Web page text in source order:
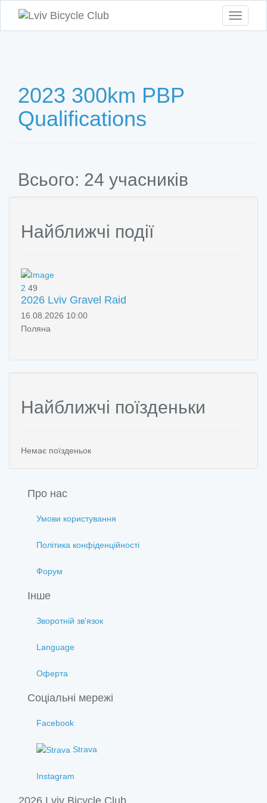
Toggle
2023 300km PBP
Qualifications
Всього: 24 учасників
Найближчі події
2 49
2026 Lviv Gravel Raid
16.08.2026 10:00
Поляна
Найближчі поїзденьки
Немає поїзденьок
Про нас
Умови користування
Політика конфіденційності
Форум
Інше
Зворотній зв'язок
Language
Оферта
Соціальні мережі
Facebook
Strava
Instagram